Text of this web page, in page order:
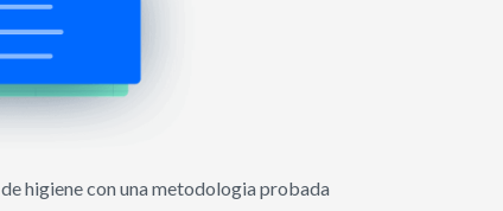
higiene con una metodologia probada